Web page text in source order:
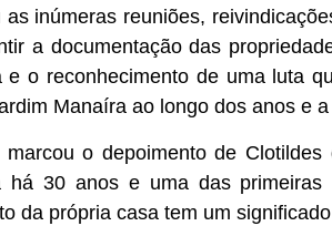
as inúmeras reuniões,
a documentação das
e o reconhecimento de uma luta
Manaíra ao longo dos anos e
o depoimento de
há 30 anos e uma das
da própria casa tem um